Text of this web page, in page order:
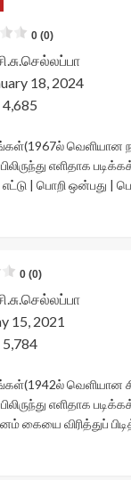
0 (0)
18, 2024
4,685
(1967ல் வெளியான
எளிதாக
| பொறி ஒன்பது |
0 (0)
15, 2021
5,784
(1942ல் வெளியான
எளிதாக
கையை விரித்துப்